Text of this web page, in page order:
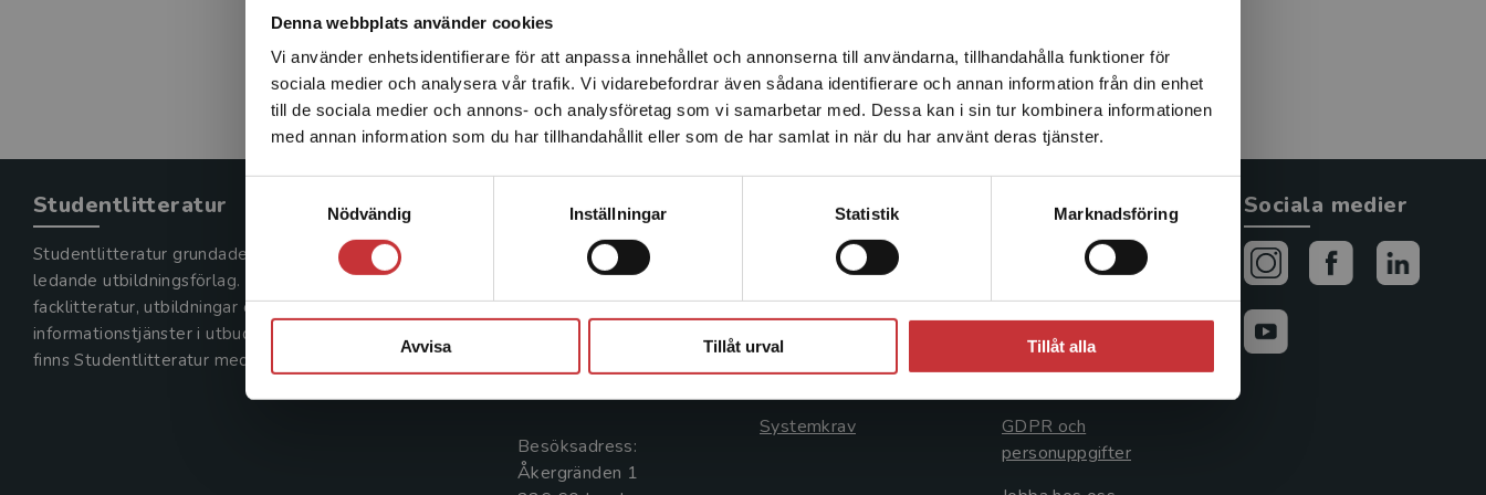
Denna webbplats använder cookies
Vi använder enhetsidentifierare för att anpassa innehållet och annonserna till användarna, tillhandahålla funktioner för
sociala medier och analysera vår trafik. Vi vidarebefordrar även sådana identifierare och annan information från din enhet
till de sociala medier och annons- och analysföretag som vi samarbetar med. Dessa kan i sin tur kombinera informationen
med annan information som du har tillhandahållit eller som de har samlat in när du har använt deras tjänster.
Nödvändig
Inställningar Statistik Marknadsföring
Avvisa Tillåt urval Tillåt alla
Det verkar som att du besöker studentlitteratur.se via en
enhet utanför Sverige. Vi erbjuder inte leveranser utanför
Sverige. För att kunna slutföra ett köp måste
leveransadressen vara i Sverige.Läs mer
Studentlitteratur
Studentlitteratur grundades 1963 och är idag Sveriges
ledande utbildningsförlag. Med läromedel, kurslitteratur,
facklitteratur, utbildningar och digitala
informationstjänster i utbudet,
finns Studentlitteratur med längs hela kunskapsresan.
Kontakta oss
Kontakta oss
046-31 20 00
Box 141
221 00 Lund
Besöksadress:
Åkergränden 1
Kundservice
Kontakta kundservice
046-31 21 00
Frågor och svar
Systemkrav
Allmänna länkar
Avtal och rättigheter
Cookies
GDPR och
personuppgifter
Sociala medier